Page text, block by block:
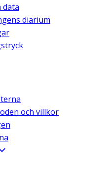
data
diarium
och villkor